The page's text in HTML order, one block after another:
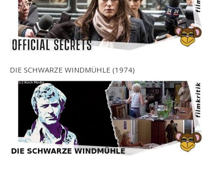
DIE SCHWARZE WINDMÜHLE (1974)